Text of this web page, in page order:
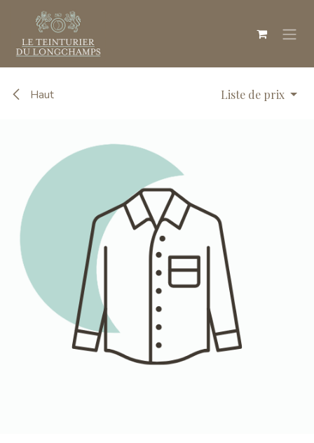
Haut Liste de prix